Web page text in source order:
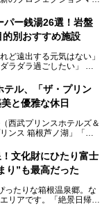
できます。
先にお邪魔し、その全貌
が泳ぐ水風呂、そしてバ
…。驚きの連続だった館
パー銭湯26選！岩盤
別おすすめ施設
ど遠出する元気はない」
ラダラ過ごしたい」
を叶えてくれるのが、神
日中遊べるエンタメ施設
銭湯が数多く揃っていま
設26選を「安さ」「岩
て紹介します。
て、最高のリフレッシュ
テル、「ザ・プリン
と優雅な休日
西武プリンスホテルズ＆
ンス 箱根芦ノ湖」「芦
軒あり、今回ご紹介する
その中でもフラッグシッ
ホテルです。
、村野藤吾が芦ノ湖の畔
こ。自家源泉の温泉や、
文化財にひたり富士
り”も最高だった
ったりな箱根温泉郷。な
リアです。「絶景日帰り